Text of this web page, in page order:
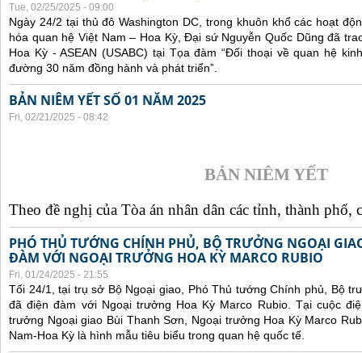
Tue, 02/25/2025 - 09:00
Ngày 24/2 tại thủ đô Washington DC, trong khuôn khổ các hoạt
hóa quan hệ Việt Nam – Hoa Kỳ, Đại sứ Nguyễn Quốc Dũng đã
Hoa Kỳ - ASEAN (USABC) tại Tọa đàm “Đối thoại về quan hệ
đường 30 năm đồng hành và phát triển”.
BẢN NIÊM YẾT SỐ 01 NĂM 2025
Fri, 02/21/2025 - 08:42
BẢN NIÊM YẾT
Theo đề nghị của Tòa án nhân dân các tỉnh, thành phố,
PHÓ THỦ TƯỚNG CHÍNH PHỦ, BỘ TRƯỞNG NGOẠI
ĐÀM VỚI NGOẠI TRƯỞNG HOA KỲ MARCO RUBIO
Fri, 01/24/2025 - 21:55
Tối 24/1, tại trụ sở Bộ Ngoại giao, Phó Thủ tướng Chính phủ, Bộ
đã điện đàm với Ngoại trưởng Hoa Kỳ Marco Rubio. Tại cuộc
trưởng Ngoại giao Bùi Thanh Sơn, Ngoại trưởng Hoa Kỳ Marco
Nam-Hoa Kỳ là hình mẫu tiêu biểu trong quan hệ quốc tế.